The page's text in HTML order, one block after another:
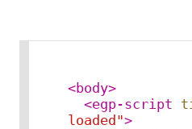
<body>
<egp-script
loaded">